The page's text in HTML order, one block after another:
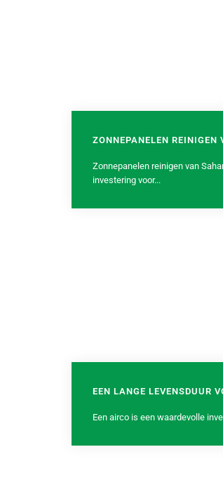
ZONNEPANELEN
Zonnepanelen reinigen van
investering voor...
EEN LANGE LEVENSDUUR
Een airco is een waardevolle